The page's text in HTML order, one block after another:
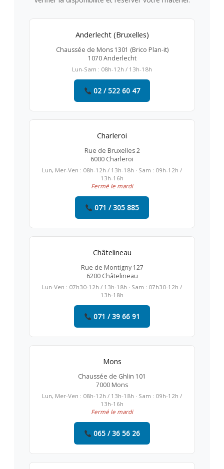
Anderlecht (Bruxelles)
Chaussée de Mons 1301 (Brico Plan-it)
1070 Anderlecht
Lun-Sam : 08h-12h / 13h-18h
02 / 522 60 47
Charleroi
Rue de Bruxelles 2
6000 Charleroi
Lun, Mer-Ven : 08h-12h / 13h-18h · Sam : 09h-12h /
13h-16h
Fermé le mardi
071 / 305 885
Châtelineau
Rue de Montigny 127
6200 Châtelineau
Lun-Ven : 07h30-12h / 13h-18h · Sam : 07h30-12h /
13h-18h
071 / 39 66 91
Mons
Chaussée de Ghlin 101
7000 Mons
Lun, Mer-Ven : 08h-12h / 13h-18h · Sam : 09h-12h /
13h-16h
Fermé le mardi
065 / 36 56 26